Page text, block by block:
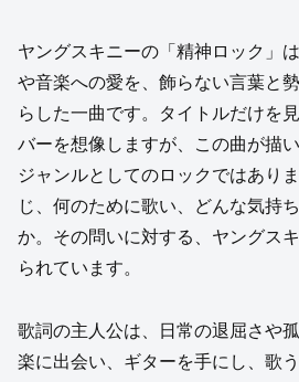
ヤングスキニーの「精神ロック」
や音楽への愛を、飾らない言葉と
らした一曲です。タイトルだけを
バーを想像しますが、この曲が描
ジャンルとしてのロックではあり
じ、何のために歌い、どんな気持
か。その問いに対する、ヤングス
られています。
歌詞の主人公は、日常の退屈さや
楽に出会い、ギターを手にし、歌